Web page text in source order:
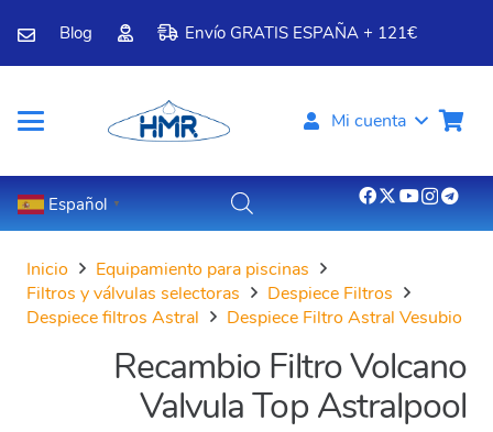
Blog Envío GRATIS ESPAÑA + 121€
Mi cuenta
Español ▼
Inicio
Equipamiento para piscinas
Filtros y válvulas selectoras
Despiece Filtros
Despiece filtros Astral
Despiece Filtro Astral Vesubio
Recambio Filtro Volcano
Valvula Top Astralpool